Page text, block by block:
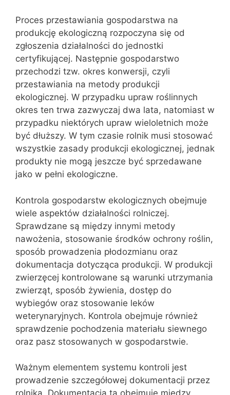
Proces przestawiania gospodarstwa na
produkcję ekologiczną rozpoczyna się od
zgłoszenia działalności do jednostki
certyfikującej. Następnie gospodarstwo
przechodzi tzw. okres konwersji, czyli
przestawiania na metody produkcji
ekologicznej. W przypadku upraw roślinnych
okres ten trwa zazwyczaj dwa lata, natomiast w
przypadku niektórych upraw wieloletnich może
być dłuższy. W tym czasie rolnik musi stosować
wszystkie zasady produkcji ekologicznej, jednak
produkty nie mogą jeszcze być sprzedawane
jako w pełni ekologiczne.
Kontrola gospodarstw ekologicznych obejmuje
wiele aspektów działalności rolniczej.
Sprawdzane są między innymi metody
nawożenia, stosowanie środków ochrony roślin,
sposób prowadzenia płodozmianu oraz
dokumentacja dotycząca produkcji. W produkcji
zwierzęcej kontrolowane są warunki utrzymania
zwierząt, sposób żywienia, dostęp do
wybiegów oraz stosowanie leków
weterynaryjnych. Kontrola obejmuje również
sprawdzenie pochodzenia materiału siewnego
oraz pasz stosowanych w gospodarstwie.
Ważnym elementem systemu kontroli jest
prowadzenie szczegółowej dokumentacji przez
rolnika. Dokumentacja ta obejmuje między